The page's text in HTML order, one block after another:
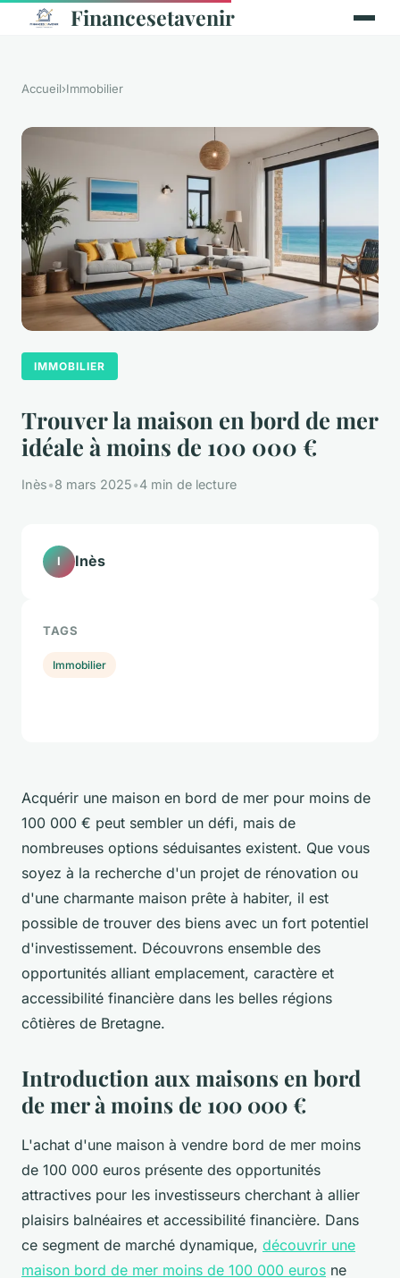
Financesetavenir
Accueil›Immobilier
IMMOBILIER
Trouver la maison en bord de mer
idéale à moins de 100 000 €
Inès•8 mars 2025•4 min de lecture
Acquérir une maison en bord de mer pour moins de
100 000 € peut sembler un défi, mais de
nombreuses options séduisantes existent. Que vous
soyez à la recherche d'un projet de rénovation ou
d'une charmante maison prête à habiter, il est
possible de trouver des biens avec un fort potentiel
d'investissement. Découvrons ensemble des
opportunités alliant emplacement, caractère et
accessibilité financière dans les belles régions
côtières de Bretagne.
Introduction aux maisons en bord
de mer à moins de 100 000 €
L'achat d'une maison à vendre bord de mer moins
de 100 000 euros présente des opportunités
attractives pour les investisseurs cherchant à allier
plaisirs balnéaires et accessibilité financière. Dans
ce segment de marché dynamique, découvrir une
maison bord de mer moins de 100 000 euros ne
I Inès
TAGS
Immobilier